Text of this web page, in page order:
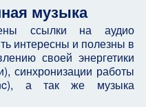
музыка
ссылки на аудио
интересны и полезны в
своей энергетики
синхронизации работы
а так же музыка